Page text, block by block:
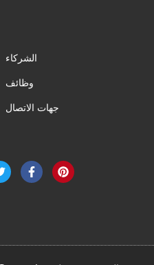
الشركاء
وظائف
جهات الاتصال